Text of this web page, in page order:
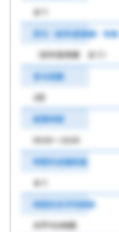
あり
賞与（前年度実績）有無
（前年度実績 あり）
賞与回数
2回
就業時間
09:00～18:00
時間外労働有無
あり
時間外月平均時間
月平均5時間